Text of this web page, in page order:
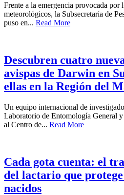
Frente a la emergencia provocada por
meteorológicos, la Subsecretaría de
puso en... Read More
Descubren cuatro
avispas de Darwin en
ellas en la Región del
Un equipo internacional de
Laboratorio de Entomología General
al Centro de... Read More
Cada gota cuenta: el
del lactario que
nacidos